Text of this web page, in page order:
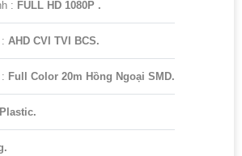
: FULL HD 1080P .
AHD CVI TVI BCS.
Full Color 20m Hồng Ngoại SMD.